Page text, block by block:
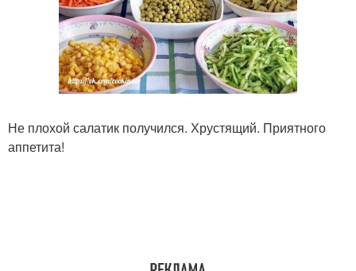
Не плохой салатик получился. Хрустящий. Приятного
аппетита!